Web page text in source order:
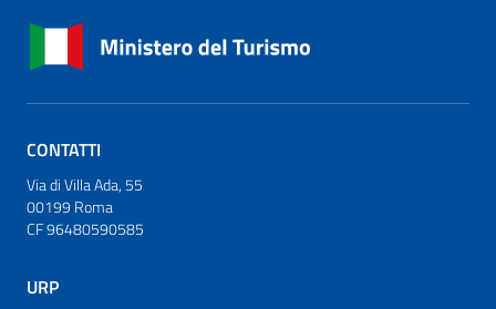
CONTATTI
Via di Villa Ada, 55
00199 Roma
CF 96480590585
URP